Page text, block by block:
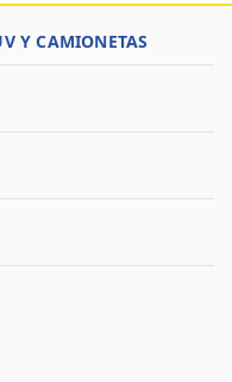
Y CAMIONETAS